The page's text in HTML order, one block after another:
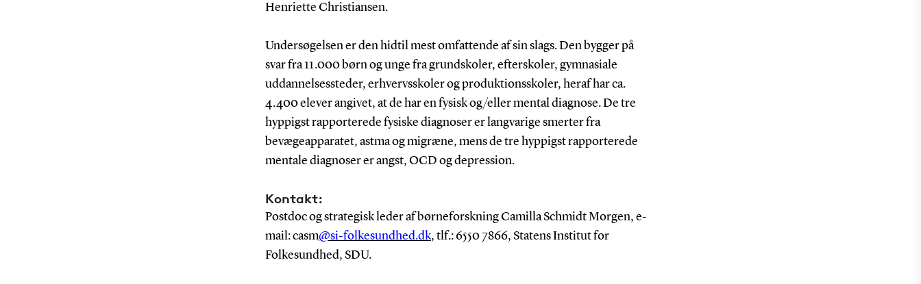
Henriette Christiansen.
Undersøgelsen er den hidtil mest omfattende af sin slags. Den bygger på
svar fra 11.000 børn og unge fra grundskoler, efterskoler, gymnasiale
uddannelsessteder, erhvervsskoler og produktionsskoler, heraf har ca.
4.400 elever angivet, at de har en fysisk og/eller mental diagnose. De tre
hyppigst rapporterede fysiske diagnoser er langvarige smerter fra
bevægeapparatet, astma og migræne, mens de tre hyppigst rapporterede
mentale diagnoser er angst, OCD og depression.
Kontakt:
Postdoc og strategisk leder af børneforskning Camilla Schmidt Morgen, e-
mail: casm@si-folkesundhed.dk, tlf.: 6550 7866, Statens Institut for
Folkesundhed, SDU.